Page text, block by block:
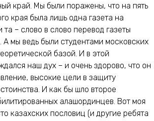
край. Мы были поражены, что на пять
края была лишь одна газета на
та – слово в слово перевод газеты
мы ведь были студентами московских
базой. И в этой
наш дух – и очень здорово, что он
высокие цели в защиту
И как бы шло второе
алашординцев. Вот моя
казахских пословиц (и другие ребята